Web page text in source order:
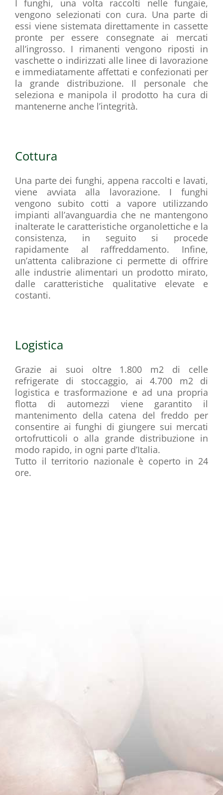
I funghi, una volta raccolti nelle fungaie,
vengono selezionati con cura. Una parte di
essi viene sistemata direttamente in cassette
pronte per essere consegnate ai mercati
all’ingrosso. I rimanenti vengono riposti in
vaschette o indirizzati alle linee di lavorazione
e immediatamente affettati e confezionati per
la grande distribuzione. Il personale che
seleziona e manipola il prodotto ha cura di
mantenerne anche l’integrità.
Cottura
Una parte dei funghi, appena raccolti e lavati,
viene avviata alla lavorazione. I funghi
vengono subito cotti a vapore utilizzando
impianti all’avanguardia che ne mantengono
inalterate le caratteristiche organolettiche e la
consistenza, in seguito si procede
rapidamente al raffreddamento. Infine,
un’attenta calibrazione ci permette di offrire
alle industrie alimentari un prodotto mirato,
dalle caratteristiche qualitative elevate e
costanti.
Logistica
Grazie ai suoi oltre 1.800 m2 di celle
refrigerate di stoccaggio, ai 4.700 m2 di
logistica e trasformazione e ad una propria
flotta di automezzi viene garantito il
mantenimento della catena del freddo per
consentire ai funghi di giungere sui mercati
ortofrutticoli o alla grande distribuzione in
modo rapido, in ogni parte d’Italia.
Tutto il territorio nazionale è coperto in 24
ore.